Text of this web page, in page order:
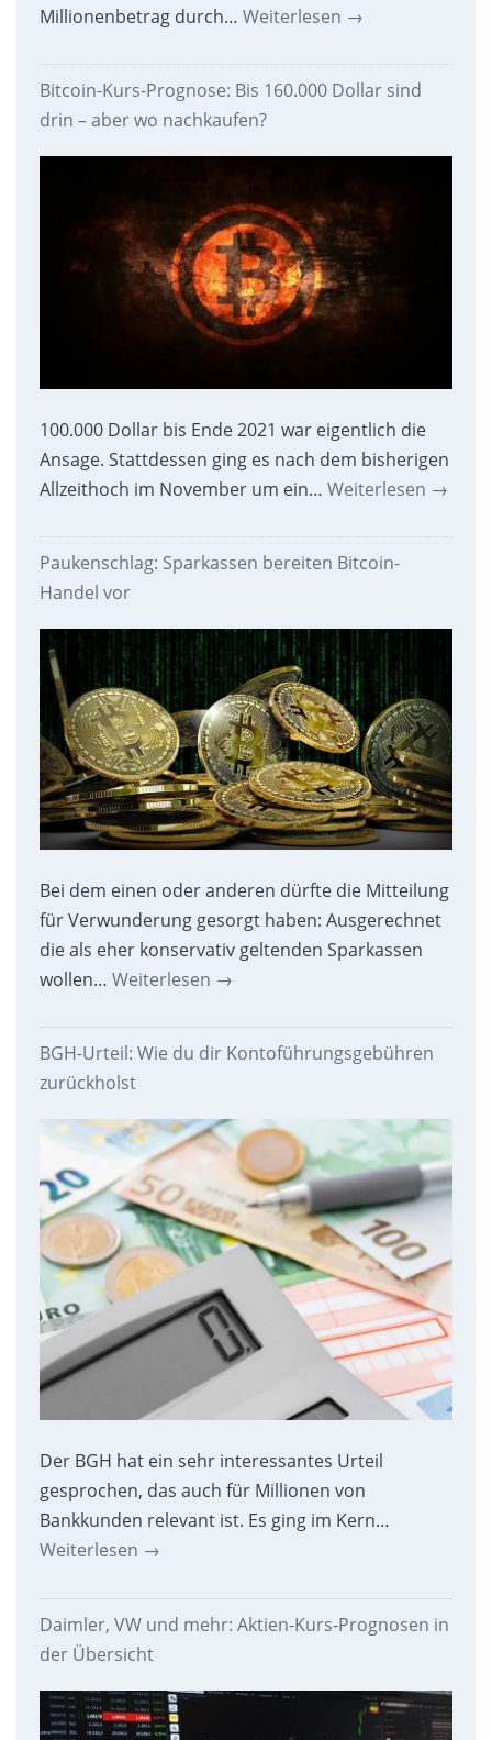
Millionenbetrag durch… Weiterlesen →
Bitcoin-Kurs-Prognose: Bis 160.000 Dollar sind
drin – aber wo nachkaufen?
100.000 Dollar bis Ende 2021 war eigentlich die
Ansage. Stattdessen ging es nach dem bisherigen
Allzeithoch im November um ein… Weiterlesen →
Paukenschlag: Sparkassen bereiten Bitcoin-
Handel vor
Bei dem einen oder anderen dürfte die Mitteilung
für Verwunderung gesorgt haben: Ausgerechnet
die als eher konservativ geltenden Sparkassen
wollen… Weiterlesen →
BGH-Urteil: Wie du dir Kontoführungsgebühren
zurückholst
Der BGH hat ein sehr interessantes Urteil
gesprochen, das auch für Millionen von
Bankkunden relevant ist. Es ging im Kern…
Weiterlesen →
Daimler, VW und mehr: Aktien-Kurs-Prognosen in
der Übersicht